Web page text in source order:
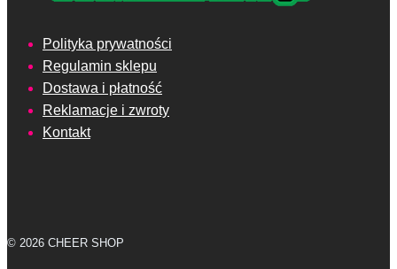
Polityka prywatności
Regulamin sklepu
Dostawa i płatność
Reklamacje i zwroty
Kontakt
© 2026 CHEER SHOP